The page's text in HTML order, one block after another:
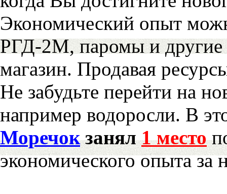
Экономический опыт
РГД-2М, паромы и другие
магазин. Продавая
Не забудьте перейти на
например водоросли. В
Моречокзанял1 место
экономического опыта за